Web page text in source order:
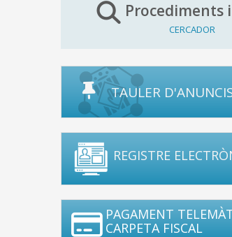
Procediments
CERCADOR
TAULER
REGISTRE
PAGAMENT
CARPETA FISCAL